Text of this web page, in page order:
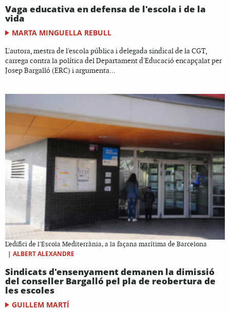
Vaga educativa en defensa de l'escola i de la
vida
MARTA MINGUELLA REBULL
L'autora, mestra de l'escola pública i delegada sindical de la CGT,
carrega contra la política del Departament d'Educació encapçalat per
Josep Bargalló (ERC) i argumenta...
L'edifici de l'Escola Mediterrània, a la façana marítima de Barcelona
| ALBERT ALEXANDRE
Sindicats d'ensenyament demanen la dimissió
del conseller Bargalló pel pla de reobertura de
les escoles
GUILLEM MARTÍ